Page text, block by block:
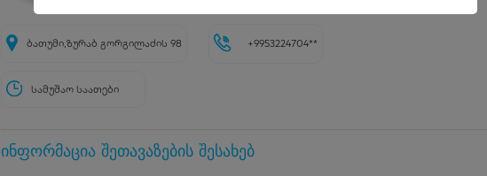
ბათუმი,ზურაბ გორგილაძის 98 +9953224704**
სამუშაო საათები
ინფორმაცია შეთავაზების შესახებ